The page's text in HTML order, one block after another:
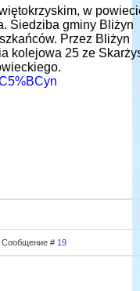
w
Siedziba gminy Bliżyn
Przez Bliżyn
kolejowa 25 ze
Сообщение # 19